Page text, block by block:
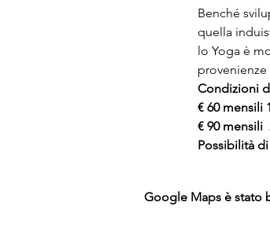
Benché
quella
lo Yoga è
Condizioni
€ 60 mensili
€ 90 mensili
Possibilità
Google Maps è stato